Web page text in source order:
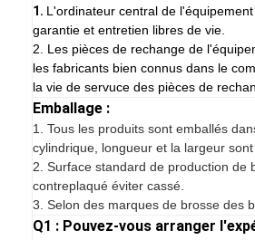
1. L'ordinateur central de
garantie et entretien libres de vie.
2. Les pièces de rechange de
les fabricants bien connus dans le
la vie de servuce des pièces de
Emballage :
1.Tous les produits sont emballés
cylindrique, longueur et la largeur sont
2. Surface standard de production de
contreplaqué éviter cassé.
3. Selon des marques de brosse des
Q1 : Pouvez-vous arranger